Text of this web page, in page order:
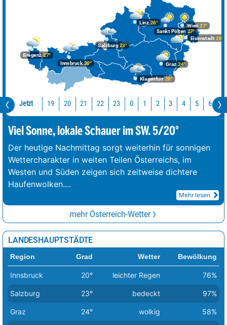
Bregenz27°
Graz24°
Innsbruck 20°
Klagenfurt28°
Linz26°
Salzburg23°
Wien 27°
Eisenstadt 28°
Sankt Pölten27°
Jetzt 19 20 21 22 23 0 1 2 3 4 5 6 7
Viel Sonne, lokale Schauer im SW. 5/20°
Der heutige Nachmittag sorgt weiterhin für sonnigen
Wettercharakter in weiten Teilen Österreichs, im
Westen und Süden zeigen sich zeitweise dichtere
Haufenwolken.
Mehr lesen
mehr Österreich-Wetter
LANDESHAUPTSTÄDTE
Region Grad Wetter Bewölkung
Innsbruck 20° leichter Regen 76%
Salzburg 23° bedeckt 97%
Graz 24° wolkig 58%